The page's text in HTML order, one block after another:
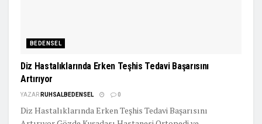
BEDENSEL
Diz Hastalıklarında Erken Teşhis Tedavi Başarısını
Artırıyor
YAZAR RUHSALBEDENSEL 0
Diz Hastalıklarında Erken Teşhis Tedavi Başarısını